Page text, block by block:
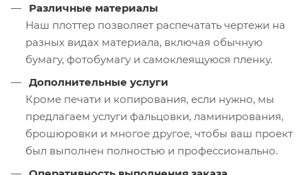
Различные материалы
Наш плоттер позволяет распечатать чертежи на
разных видах материала, включая обычную
бумагу, фотобумагу и самоклеящуюся пленку.
Дополнительные услуги
Кроме печати и копирования, если нужно, мы
предлагаем услуги фальцовки, ламинирования,
брошюровки и многое другое, чтобы ваш проект
был выполнен полностью и профессионально.